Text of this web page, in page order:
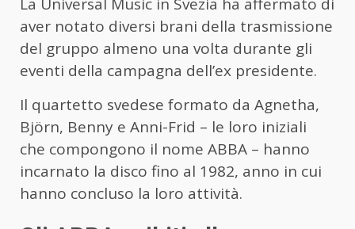
La Universal Music in Svezia ha affermato di
aver notato diversi brani della trasmissione
del gruppo almeno una volta durante gli
eventi della campagna dell’ex presidente.
Il quartetto svedese formato da Agnetha,
Björn, Benny e Anni-Frid – le loro iniziali
che compongono il nome ABBA – hanno
incarnato la disco fino al 1982, anno in cui
hanno concluso la loro attività.